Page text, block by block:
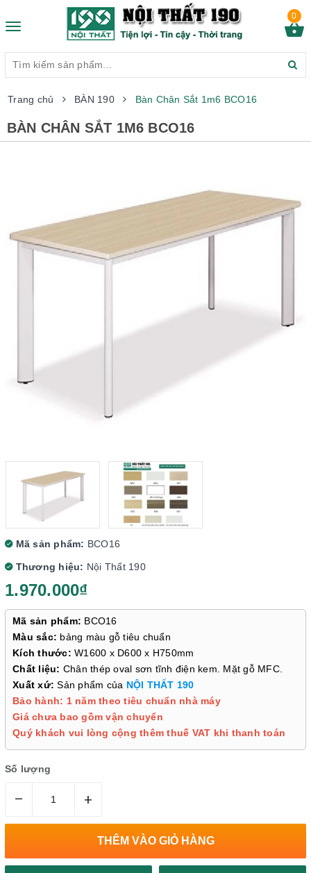
Toggle
0
Trang chủ BÀN 190 Bàn Chân Sắt 1m6 BCO16
BÀN CHÂN SẮT 1M6 BCO16
Mã sản phẩm: BCO16
Thương hiệu: Nội Thất 190
1.970.000₫
Mã sản phẩm: BCO16
Màu sắc: bảng màu gỗ tiêu chuẩn
Kích thước: W1600 x D600 x H750mm
Chất liệu: Chân thép oval sơn tĩnh điện kem. Mặt gỗ MFC.
Xuất xứ: Sản phẩm của NỘI THẤT 190
Bảo hành: 1 năm theo tiêu chuẩn nhà máy
Giá chưa bao gồm vận chuyển
Quý khách vui lòng cộng thêm thuế VAT khi thanh toán
Số lượng
– +
THÊM VÀO GIỎ HÀNG